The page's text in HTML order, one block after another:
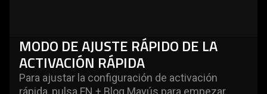
MODO DE AJUSTE RÁPIDO DE LA
ACTIVACIÓN RÁPIDA
Para ajustar la configuración de activación
rápida, pulsa FN + Bloq Mayús para empezar.